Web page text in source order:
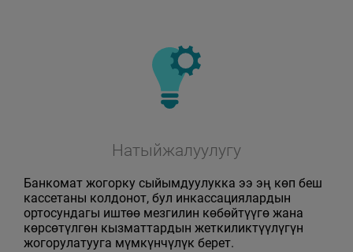
Натыйжалуулугу
Банкомат жогорку сыйымдуулукка ээ эң көп беш
кассетаны колдонот, бул инкассациялардын
ортосундагы иштөө мезгилин көбөйтүүгө жана
көрсөтүлгөн кызматтардын жеткиликтүүлүгүн
жогорулатууга мүмкүнчүлүк берет.